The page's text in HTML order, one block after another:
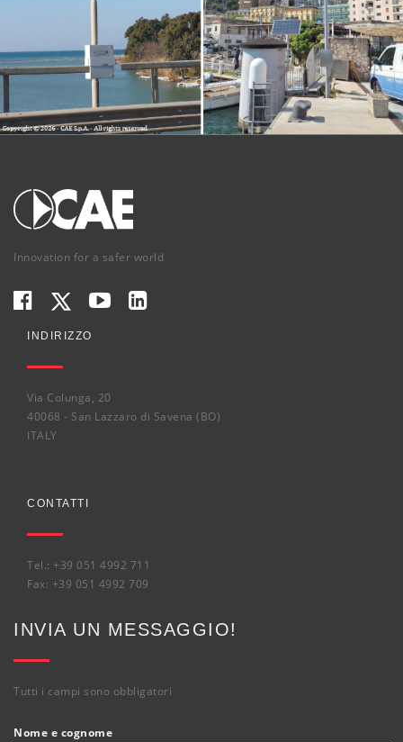
Innovation for a safer world
INDIRIZZO
Via Colunga, 20
40068 - San Lazzaro di Savena (BO)
ITALY
CONTATTI
Tel.: +39 051 4992 711
Fax: +39 051 4992 709
INVIA UN MESSAGGIO!
Tutti i campi sono obbligatori
Nome e cognome